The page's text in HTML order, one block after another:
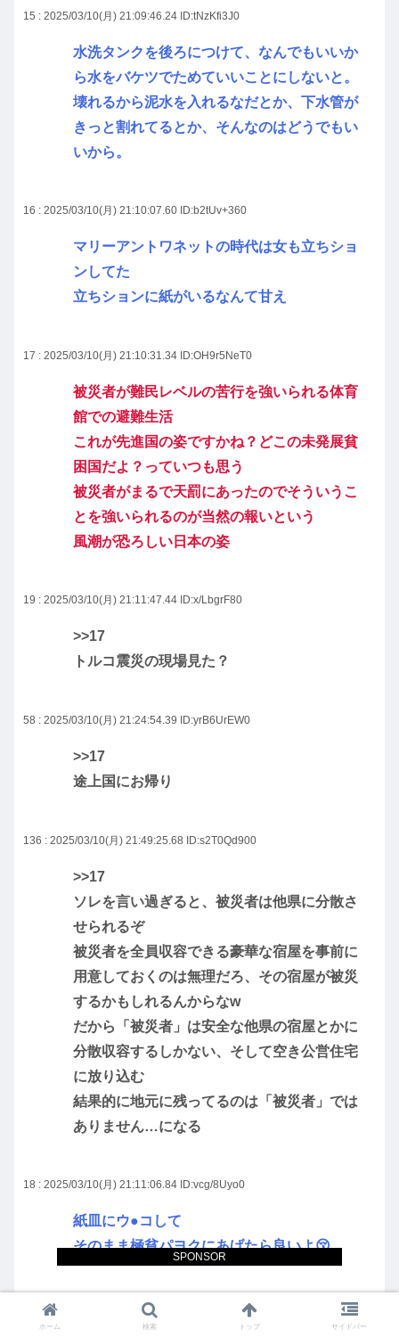
SPONSOR
15 : 2025/03/10(月) 21:09:46.24 ID:tNzKfi3J0
水洗タンクを後ろにつけて、なんでもいいか
ら水をバケツでためていいことにしないと。
壊れるから泥水を入れるなだとか、下水管が
きっと割れてるとか、そんなのはどうでもい
いから。
16 : 2025/03/10(月) 21:10:07.60 ID:b2tUv+360
マリーアントワネットの時代は女も立ちショ
ンしてた
立ちションに紙がいるなんて甘え
17 : 2025/03/10(月) 21:10:31.34 ID:OH9r5NeT0
被災者が難民レベルの苦行を強いられる体育
館での避難生活
これが先進国の姿ですかね？どこの未発展貧
困国だよ？っていつも思う
被災者がまるで天罰にあったのでそういうこ
とを強いられるのが当然の報いという
風潮が恐ろしい日本の姿
19 : 2025/03/10(月) 21:11:47.44 ID:x/LbgrF80
>>17
トルコ震災の現場見た？
58 : 2025/03/10(月) 21:24:54.39 ID:yrB6UrEW0
>>17
途上国にお帰り
136 : 2025/03/10(月) 21:49:25.68 ID:s2T0Qd900
>>17
ソレを言い過ぎると、被災者は他県に分散さ
せられるぞ
被災者を全員収容できる豪華な宿屋を事前に
用意しておくのは無理だろ、その宿屋が被災
するかもしれるんからなw
だから「被災者」は安全な他県の宿屋とかに
分散収容するしかない、そして空き公営住宅
に放り込む
結果的に地元に残ってるのは「被災者」では
ありません…になる
18 : 2025/03/10(月) 21:11:06.84 ID:vcg/8Uyo0
紙皿にウ●コして
そのまま極貧パヨクにあげたら良いよ😚
20 : 2025/03/10(月) 21:12:18.27 ID:1ndvbsha0
ホーム 検索 トップ サイドバー